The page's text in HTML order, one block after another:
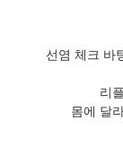
선염 체크 바
리
몸에 달